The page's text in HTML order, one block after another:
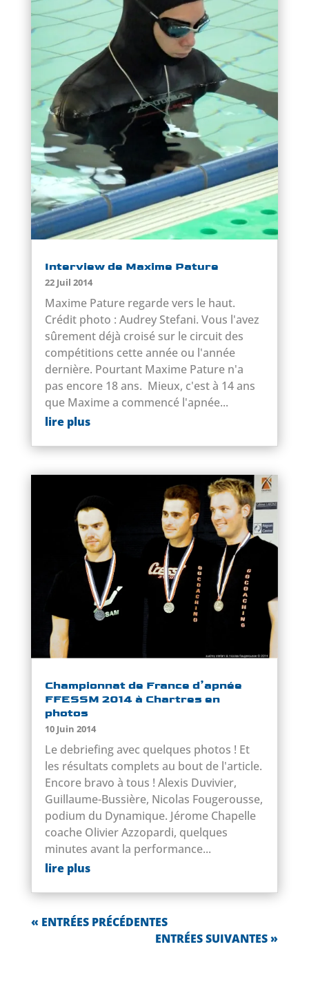
Interview de Maxime Pature
22 Juil 2014
Maxime Pature regarde vers le haut.
Crédit photo : Audrey Stefani. Vous l'avez
sûrement déjà croisé sur le circuit des
compétitions cette année ou l'année
dernière. Pourtant Maxime Pature n'a
pas encore 18 ans. Mieux, c'est à 14 ans
que Maxime a commencé l'apnée...
lire plus
Championnat de France d’apnée
FFESSM 2014 à Chartres en
photos
10 Juin 2014
Le debriefing avec quelques photos ! Et
les résultats complets au bout de l'article.
Encore bravo à tous ! Alexis Duvivier,
Guillaume-Bussière, Nicolas Fougerousse,
podium du Dynamique. Jérome Chapelle
coache Olivier Azzopardi, quelques
minutes avant la performance...
lire plus
« ENTRÉES PRÉCÉDENTES
ENTRÉES SUIVANTES »